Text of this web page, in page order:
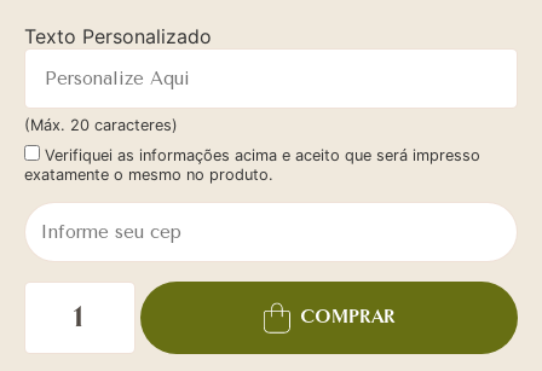
Texto Personalizado
(Máx. 20 caracteres)
Verifiquei as informações acima e aceito que será impresso
exatamente o mesmo no produto.
COMPRAR